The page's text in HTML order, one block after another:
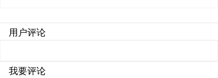
用户评论
我要评论